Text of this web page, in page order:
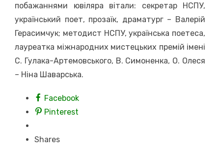
побажаннями ювіляра вітали: секретар НСПУ,
український поет, прозаїк, драматург – Валерій
Герасимчук; методист НСПУ, українська поетеса,
лауреатка міжнародних мистецьких премій імені
С. Гулака-Артемовського, В. Симоненка, О. Олеся
– Ніна Шаварська.
Facebook
Pinterest
Shares